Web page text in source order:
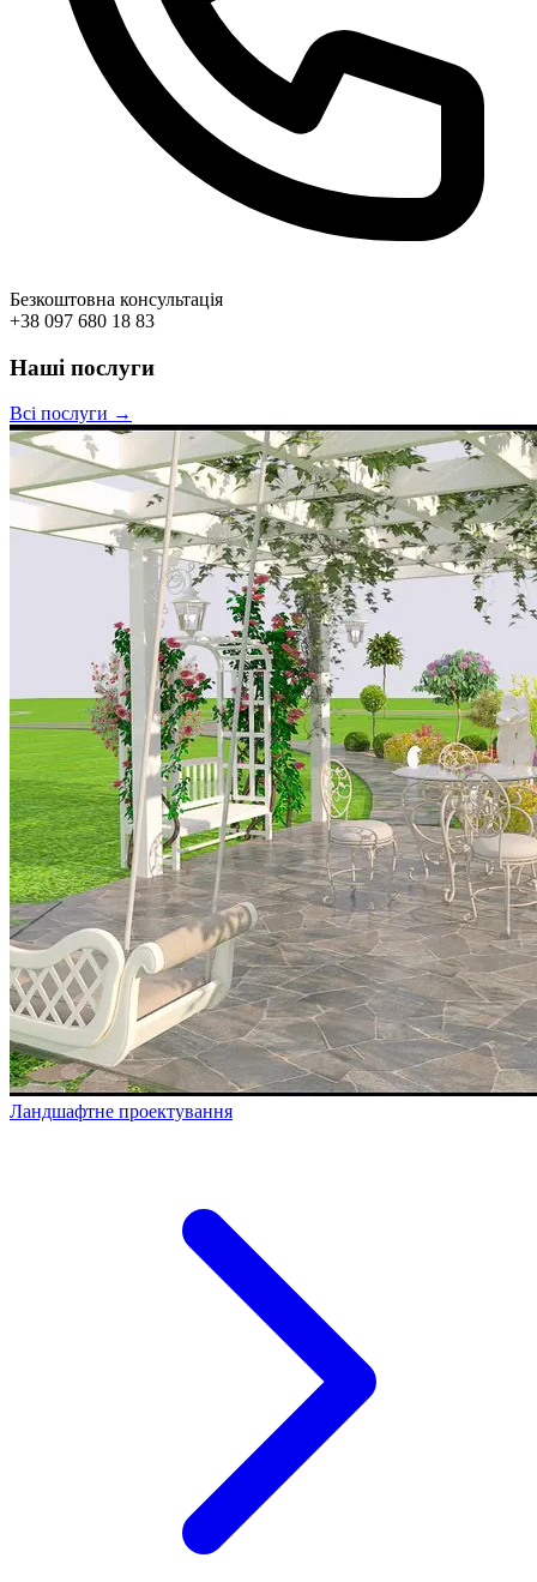
Безкоштовна консультація
+38 097 680 18 83
Наші послуги
Всі послуги →
Ландшафтне проектування